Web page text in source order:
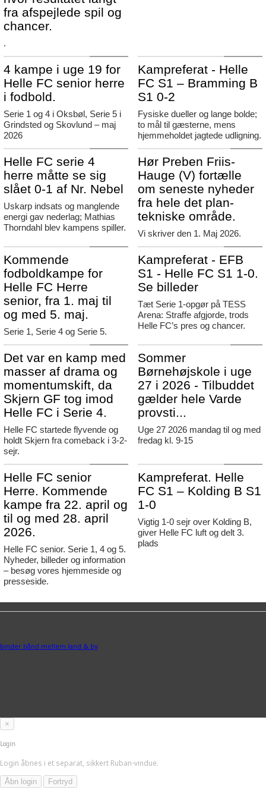
fra afspejlede spil og
chancer.
.
4 kampe i uge 19 for
Helle FC senior herre
i fodbold.
Serie 1 og 4 i Oksbøl, Serie 5 i
Grindsted og Skovlund – maj
2026
Kampreferat - Helle
FC S1 – Bramming B
S1 0-2
Fysiske dueller og lange bolde;
to mål til gæsterne, mens
hjemmeholdet jagtede udligning.
Helle FC serie 4
herre måtte se sig
slået 0-1 af Nr. Nebel
Uskarp indsats og manglende
energi gav nederlag; Mathias
Thorndahl blev kampens spiller.
Hør Preben Friis-
Hauge (V) fortælle
om seneste nyheder
fra hele det plan-
tekniske område.
Vi skriver den 1. Maj 2026.
Kommende
fodboldkampe for
Helle FC Herre
senior, fra 1. maj til
og med 5. maj.
Serie 1, Serie 4 og Serie 5.
Kampreferat - EFB
S1 - Helle FC S1 1-0.
Se billeder
Tæt Serie 1-opgør på TESS
Arena: Straffe afgjorde, trods
Helle FC’s pres og chancer.
Det var en kamp med
masser af drama og
momentumskift, da
Skjern GF tog imod
Helle FC i Serie 4.
Helle FC startede flyvende og
holdt Skjern fra comeback i 3-2-
sejr.
Sommer
Børnehøjskole i uge
27 i 2026 - Tilbuddet
gælder hele Varde
provsti...
Uge 27 2026 mandag til og med
fredag kl. 9-15
Helle FC senior
Herre. Kommende
kampe fra 22. april og
til og med 28. april
2026.
Helle FC senior. Serie 1, 4 og 5.
Nyheder, billeder og information
– besøg vores hjemmeside og
presseside.
Kampreferat. Helle
FC S1 – Kolding B S1
1-0
Vigtig 1-0 sejr over Kolding B,
giver Helle FC luft og delt 3.
plads
binder bånd mellem land & by
×
Login
Login åbnes i et separat, sikkert Ruban-vindue.
Åbn login Fortryd